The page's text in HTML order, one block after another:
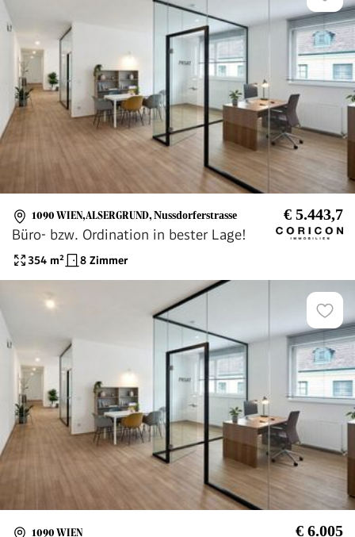
1090 WIEN,ALSERGRUND, Nussdorferstrasse € 5.443,7
Büro- bzw. Ordination in bester Lage!
354 m² 8 Zimmer
1090 WIEN € 6.005